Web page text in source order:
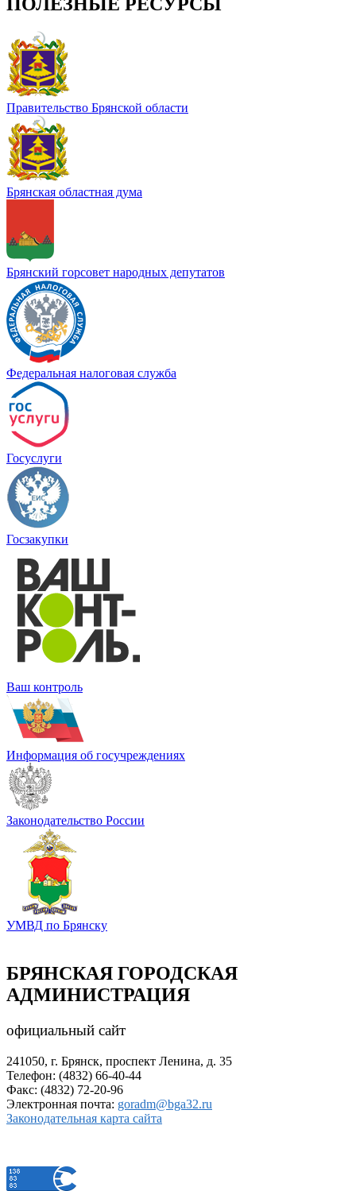
Правительство Брянской области
Брянская областная дума
Брянский горсовет народных депутатов
Федеральная налоговая служба
Госуслуги
Госзакупки
Ваш контроль
Информация об госучреждениях
Законодательство России
УМВД по Брянску
БРЯНСКАЯ ГОРОДСКАЯ
АДМИНИСТРАЦИЯ
официальный сайт
241050, г. Брянск, проспект Ленина, д. 35
Телефон: (4832) 66-40-44
Факс: (4832) 72-20-96
Электронная почта: goradm@bga32.ru
Законодательная карта сайта